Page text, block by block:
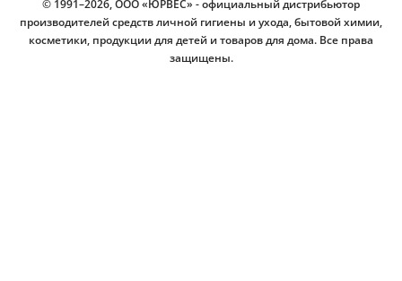
© 1991–2026, ООО «ЮРВЕС» - официальный дистрибьютор
производителей средств личной гигиены и ухода, бытовой химии,
косметики, продукции для детей и товаров для дома. Все права
защищены.